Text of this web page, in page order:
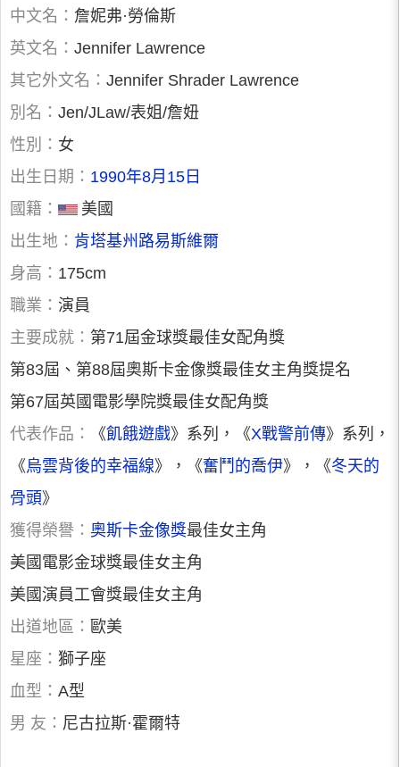
中文名： 詹妮弗·勞倫斯
英文名： Jennifer Lawrence
其它外文名： Jennifer Shrader Lawrence
別名： Jen/JLaw/表姐/詹妞
性別： 女
出生日期： 1990年8月15日
國籍：
美國
出生地： 肯塔基州路易斯維爾
身高： 175cm
職業： 演員
主要成就： 第71屆金球獎最佳女配角獎
第83屆、第88屆奧斯卡金像獎最佳女主角獎提名
第67屆英國電影學院獎最佳女配角獎
代表作品：
《飢餓遊戲》系列，《X戰警前傳》系列，
《烏雲背後的幸福線》，《奮鬥的喬伊》，《冬天的
骨頭》
獲得榮譽： 奧斯卡金像獎最佳女主角
美國電影金球獎最佳女主角
美國演員工會獎最佳女主角
出道地區： 歐美
星座： 獅子座
血型： A型
男 友： 尼古拉斯·霍爾特